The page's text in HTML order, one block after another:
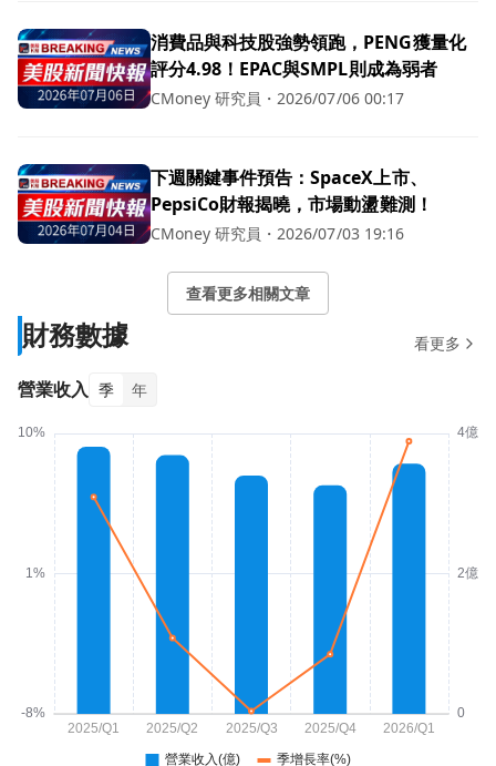
消費品與科技股強勢領跑，PENG獲量化
評分4.98！EPAC與SMPL則成為弱者
CMoney 研究員 ・ 2026/07/06 00:17
下週關鍵事件預告：SpaceX上市、
PepsiCo財報揭曉，市場動盪難測！
CMoney 研究員 ・ 2026/07/03 19:16
查看更多相關文章
財務數據 看更多
營業收入 季 年